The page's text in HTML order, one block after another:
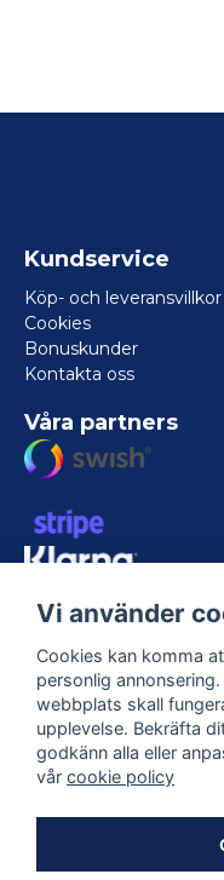
Kundservice
Köp- och leveransvillkor
Cookies
Bonuskunder
Kontakta oss
Våra partners
Följ oss
Vi använder
Cookies kan komma
personlig
webbplats skall
upplevelse. Bekräfta
godkänn alla eller
vår cookie policy